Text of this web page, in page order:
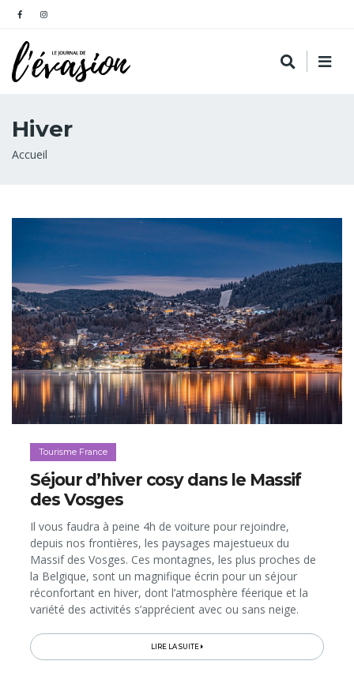
Hiver
Fil
Accueil
Tourisme France
Séjour d’hiver cosy dans le Massif
des Vosges
Il vous faudra à peine 4h de voiture pour rejoindre,
depuis nos frontières, les paysages majestueux du
Massif des Vosges. Ces montagnes, les plus proches de
la Belgique, sont un magnifique écrin pour un séjour
réconfortant en hiver, dont l’atmosphère féerique et la
variété des activités s’apprécient avec ou sans neige.
propose...
LIRE LA SUITE